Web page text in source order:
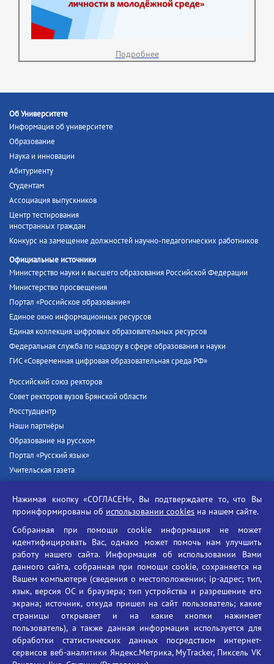
Подробнее
Об Университете
Информация об университете
Образование
Наука и инновации
Абитуриенту
Студентам
Ассоциация выпускников
Центр тестирования
иностранных граждан
Конкурс на замещение должностей научно-педагогических работников
Официальные источники
Министерство науки и высшего образования Российской Федерации
Министерство просвещения
Портал «Российское образование»
Единое окно информационных ресурсов
Единая коллекция цифровых образовательных ресурсов
Федеральная служба по надзору в сфере образования и науки
ГИС «Современная цифровая образовательная среда РФ»
Российский союз ректоров
Совет ректоров вузов Брянской области
Росстудцентр
Наши партнёры
Образование на русском
Портал «Русский язык»
Учительская газета
Единый портал государственных услуг
Противодействие угрозам информационной безопасности
Социальные ролики - Генеральная прокуратура РФ
Противодействие коррупции
БГУ против наркотиков
Брянский государственный университет
имени академика И.Г. Петровского
Время работы: пн-пт 09:00-18:00
E-mail: bryanskgu@mail.ru
Нажимая кнопку «СОГЛАСЕН», Вы подтверждаете то, что Вы
проинформированы об использовании cookies на нашем сайте.
Собранная при помощи cookie информация не может
идентифицировать Вас, однако может помочь нам улучшить
работу нашего сайта. Информация об использовании Вами
данного сайта, собранная при помощи cookie, сохраняется на
Вашем компьютере (сведения о местоположении; ip-адрес; тип,
язык, версия ОС и браузера; тип устройства и разрешение его
экрана; источник, откуда пришел на сайт пользователь; какие
страницы открывает и на какие кнопки нажимает
пользователь), а также данная информация используется для
обработки статистических данных посредством интернет-
сервисов веб-аналитики Яндекс.Метрика, MyTracker, Пиксель VK